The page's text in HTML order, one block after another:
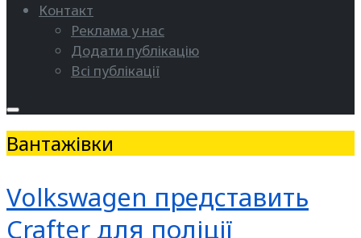
Контакт
Реклама у нас
Додати публікацію
Всі публікації
Вантажівки
Volkswagen представить
Crafter для поліції